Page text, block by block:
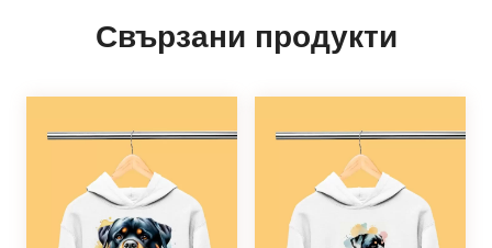
Свързани продукти